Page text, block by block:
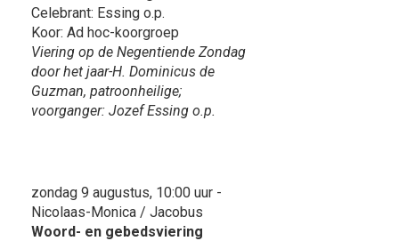
Celebrant: Essing o.p.
Koor: Ad hoc-koorgroep
Viering op de Negentiende Zondag
door het jaar-H. Dominicus de
Guzman, patroonheilige;
voorganger: Jozef Essing o.p.
zondag 9 augustus, 10:00 uur -
Nicolaas-Monica / Jacobus
Woord- en gebedsviering